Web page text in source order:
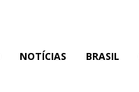
NOTÍCIAS BRASIL